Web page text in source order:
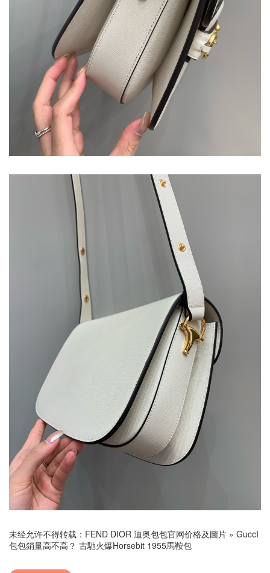
未经允许不得转载： FEND DIOR 迪奥包包官网价格及圖片 » GuccI
包包銷量高不高？ 古馳火爆Horsebit 1955馬鞍包